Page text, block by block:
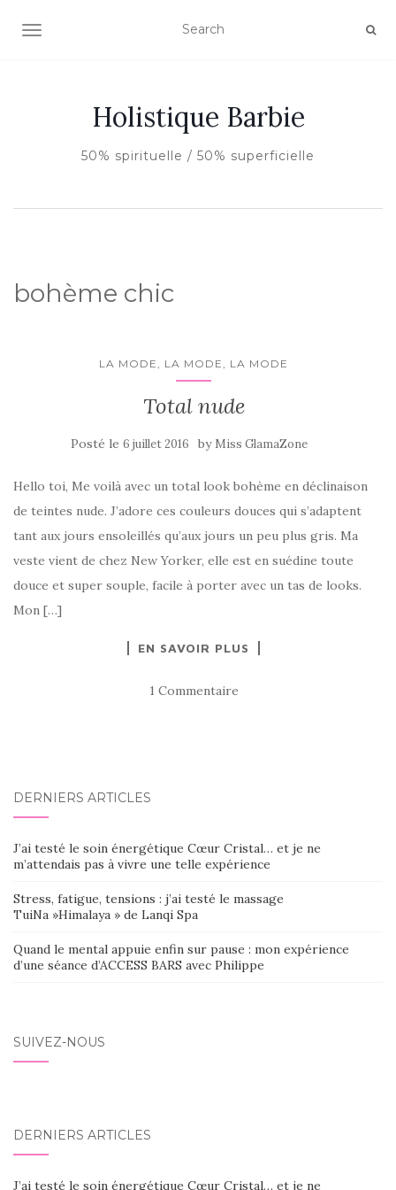
AFFICHER/MASQUER LA NAVIGATION
Holistique Barbie
50% spirituelle / 50% superficielle
bohème chic
LA MODE, LA MODE, LA MODE
Total nude
Posté le 6 juillet 2016 by Miss GlamaZone
Hello toi, Me voilà avec un total look bohème en déclinaison
de teintes nude. J’adore ces couleurs douces qui s’adaptent
tant aux jours ensoleillés qu’aux jours un peu plus gris. Ma
veste vient de chez New Yorker, elle est en suédine toute
douce et super souple, facile à porter avec un tas de looks.
Mon […]
EN SAVOIR PLUS
1 Commentaire
DERNIERS ARTICLES
J’ai testé le soin énergétique Cœur Cristal… et je ne
m’attendais pas à vivre une telle expérience
Stress, fatigue, tensions : j’ai testé le massage
TuiNa »Himalaya » de Lanqi Spa
Quand le mental appuie enfin sur pause : mon expérience
d’une séance d’ACCESS BARS avec Philippe
SUIVEZ-NOUS
DERNIERS ARTICLES
J’ai testé le soin énergétique Cœur Cristal… et je ne